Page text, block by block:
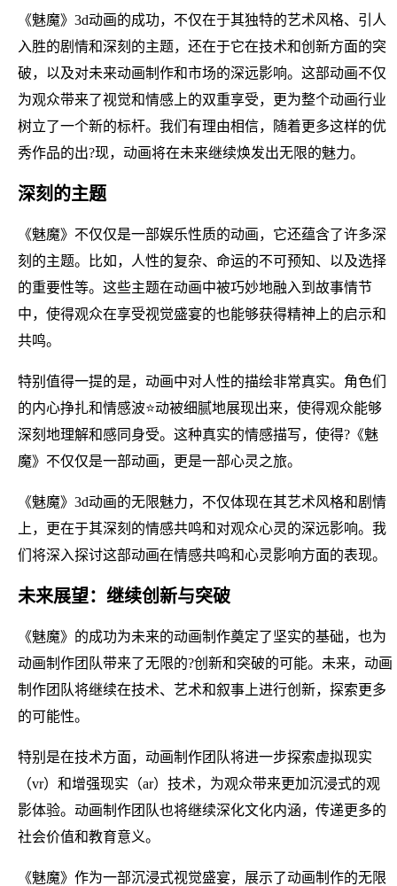
《魅魔》3d动画的成功，不仅在于其独特的艺术风格、引人
入胜的剧情和深刻的主题，还在于它在技术和创新方面的突
破，以及对未来动画制作和市场的深远影响。这部动画不仅
为观众带来了视觉和情感上的双重享受，更为整个动画行业
树立了一个新的标杆。我们有理由相信，随着更多这样的优
秀作品的出?现，动画将在未来继续焕发出无限的魅力。
深刻的主题
《魅魔》不仅仅是一部娱乐性质的动画，它还蕴含了许多深
刻的主题。比如，人性的复杂、命运的不可预知、以及选择
的重要性等。这些主题在动画中被巧妙地融入到故事情节
中，使得观众在享受视觉盛宴的也能够获得精神上的启示和
共鸣。
特别值得一提的是，动画中对人性的描绘非常真实。角色们
的内心挣扎和情感波⭐动被细腻地展现出来，使得观众能够
深刻地理解和感同身受。这种真实的情感描写，使得?《魅
魔》不仅仅是一部动画，更是一部心灵之旅。
《魅魔》3d动画的无限魅力，不仅体现在其艺术风格和剧情
上，更在于其深刻的情感共鸣和对观众心灵的深远影响。我
们将深入探讨这部动画在情感共鸣和心灵影响方面的表现。
未来展望：继续创新与突破
《魅魔》的成功为未来的动画制作奠定了坚实的基础，也为
动画制作团队带来了无限的?创新和突破的可能。未来，动画
制作团队将继续在技术、艺术和叙事上进行创新，探索更多
的可能性。
特别是在技术方面，动画制作团队将进一步探索虚拟现实
（vr）和增强现实（ar）技术，为观众带来更加沉浸式的观
影体验。动画制作团队也将继续深化文化内涵，传递更多的
社会价值和教育意义。
《魅魔》作为一部沉浸式视觉盛宴，展示了动画制作的无限